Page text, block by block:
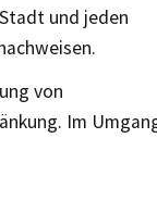
und jeden
von
Im